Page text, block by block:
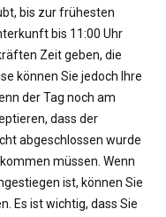
bis zur frühesten
bis 11:00 Uhr
Zeit geben, die
können Sie jedoch Ihre
der Tag noch am
dass der
abgeschlossen wurde
müssen. Wenn
ist, können Sie
Es ist wichtig, dass Sie